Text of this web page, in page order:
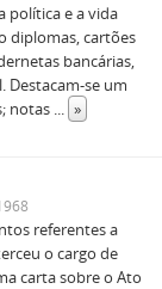
política e a vida
diplomas, cartões
bancárias,
Destacam-se um
notas ... »
referentes a
o cargo de
carta sobre o Ato